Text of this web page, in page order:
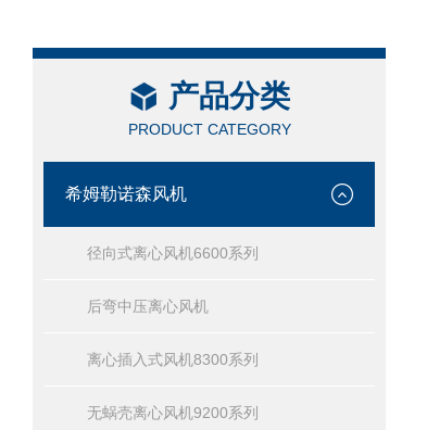
产品分类
PRODUCT CATEGORY
希姆勒诺森风机
径向式离心风机6600系列
后弯中压离心风机
离心插入式风机8300系列
无蜗壳离心风机9200系列